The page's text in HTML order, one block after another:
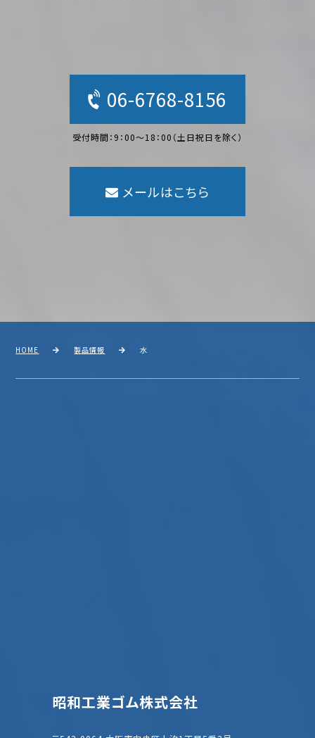
06-6768-8156
受付時間：9：00〜18：00（土日祝日を除く）
メールはこちら
HOME 製品情報 水
昭和工業ゴム株式会社